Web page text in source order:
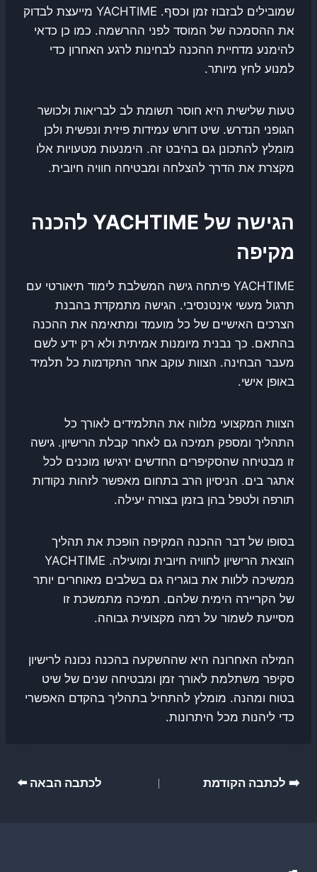
שמובילים לבזבוז זמן וכסף. YACHTIME מייעצת לבדוק
את ההסמכה של המוסד לפני ההרשמה. כמו כן כדאי
להימנע מדחיית ההכנה לבחינות לרגע האחרון כדי
למנוע לחץ מיותר.
טעות שלישית היא חוסר תשומת לב לבריאות ולכושר
הגופני הנדרש. שיט דורש עמידות פיזית ונפשית ולכן
מומלץ להתכונן גם בהיבט זה. הימנעות מטעויות אלו
מקצרת את הדרך להצלחה ומבטיחה חוויה חיובית.
הגישה של YACHTIME להכנה
מקיפה
YACHTIME פיתחה גישה המשלבת לימוד תיאורטי עם
תרגול מעשי אינטנסיבי. הגישה מתמקדת בהבנת
הצרכים האישיים של כל מועמד ומתאימה את ההכנה
בהתאם. כך נבנית מיומנות אמיתית ולא רק ידע לשם
מעבר הבחינה. הצוות עוקב אחר התקדמות כל תלמיד
באופן אישי.
הצוות המקצועי מלווה את התלמידים לאורך כל
התהליך ומספק תמיכה גם לאחר קבלת הרישיון. גישה
זו מבטיחה שהסקיפרים החדשים ירגישו מוכנים לכל
אתגר בים. הניסיון הרב בתחום מאפשר לזהות נקודות
תורפה ולטפל בהן בזמן בצורה יעילה.
בסופו של דבר ההכנה המקיפה הופכת את תהליך
הוצאת הרישיון לחוויה חיובית ומועילה. YACHTIME
ממשיכה ללוות את בוגריה גם בשלבים מאוחרים יותר
של הקריירה הימית שלהם. תמיכה מתמשכת זו
מסייעת לשמור על רמה מקצועית גבוהה.
המילה האחרונה היא שההשקעה בהכנה נכונה לרישיון
סקיפר משתלמת לאורך זמן ומבטיחה שנים של שיט
בטוח ומהנה. מומלץ להתחיל בתהליך בהקדם האפשרי
כדי ליהנות מכל היתרונות.
ניווט
➡️ לכתבה הקודמת לכתבה הבאה ⬅️